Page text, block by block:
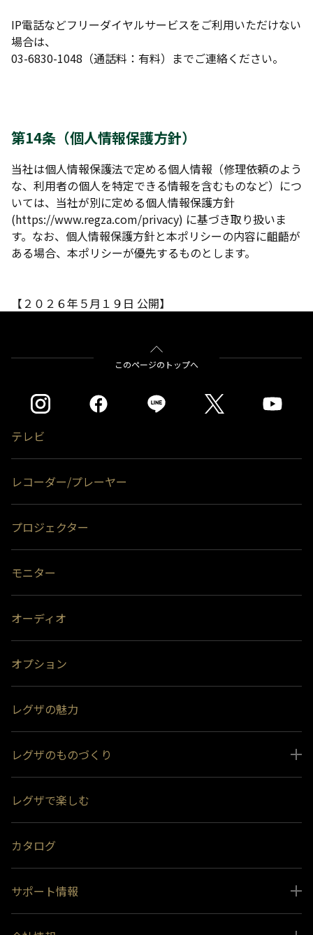
IP電話などフリーダイヤルサービスをご利用いただけない
場合は、
03-6830-1048（通話料：有料）までご連絡ください。
第14条（個人情報保護方針）
当社は個人情報保護法で定める個人情報（修理依頼のよう
な、利用者の個人を特定できる情報を含むものなど）につ
いては、当社が別に定める個人情報保護方針
(https://www.regza.com/privacy) に基づき取り扱いま
す。なお、個人情報保護方針と本ポリシーの内容に齟齬が
ある場合、本ポリシーが優先するものとします。
【２０２６年５月１９日 公開】
このページのトップへ
テレビ
レコーダー/プレーヤー
プロジェクター
モニター
オーディオ
オプション
レグザの魅力
レグザのものづくり
受賞履歴
おすすめ番組
レグザで楽しむ
カタログ
サポート情報